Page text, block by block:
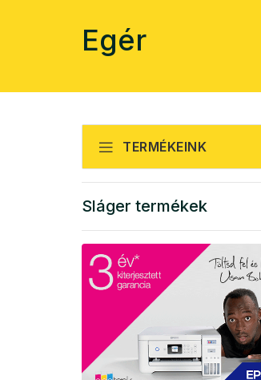
Egér
TERMÉKEINK
Sláger termékek